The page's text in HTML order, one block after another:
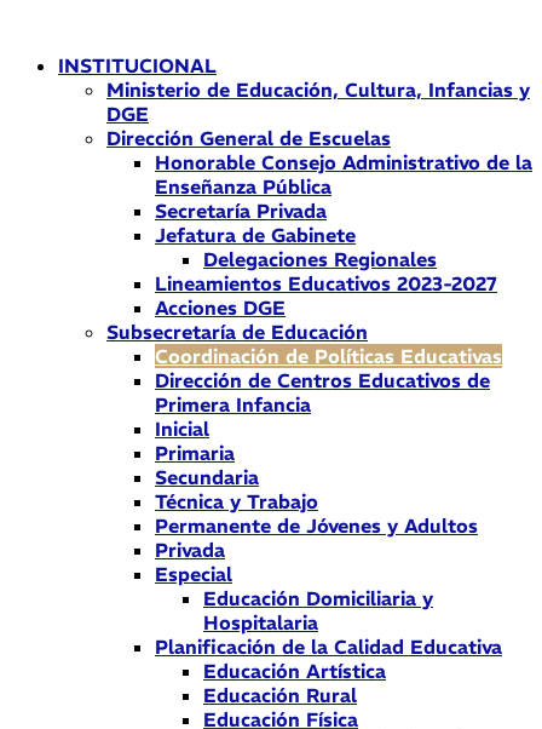
contenidoINSTITUCIONAL
Ministerio de Educación, Cultura, Infancias y
DGE
Dirección General de Escuelas
Honorable Consejo Administrativo de la
Enseñanza Pública
Secretaría Privada
Jefatura de Gabinete
Delegaciones Regionales
Lineamientos Educativos 2023-2027
Acciones DGE
Subsecretaría de Educación
Coordinación de Políticas Educativas
Dirección de Centros Educativos de
Primera Infancia
Inicial
Primaria
Secundaria
Técnica y Trabajo
Permanente de Jóvenes y Adultos
Privada
Especial
Educación Domiciliaria y
Hospitalaria
Planificación de la Calidad Educativa
Educación Artística
Educación Rural
Educación Física